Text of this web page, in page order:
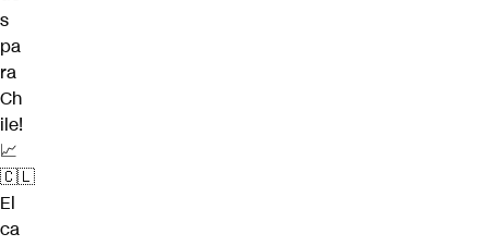
s
pa
ra
Ch
ile!
📈
🇨🇱
El
ca